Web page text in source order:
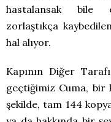
hastalansak bile
zorlaştıkça
hal alıyor.
Kapının Diğer
geçtiğimiz Cuma, bir
şekilde, tam 144